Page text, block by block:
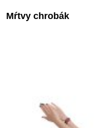
Mŕtvy chrobák